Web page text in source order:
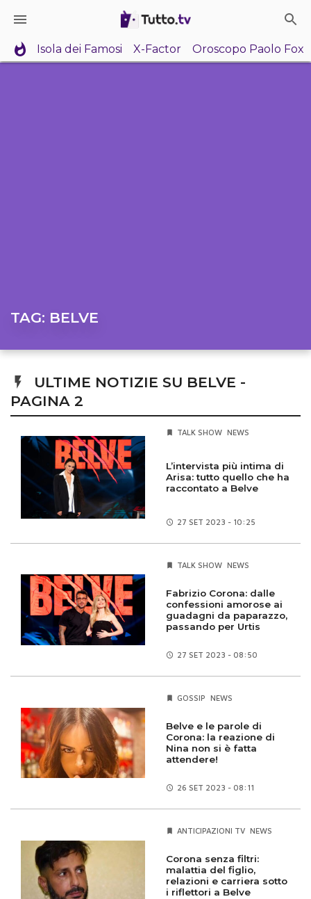
Isola dei Famosi X-Factor Oroscopo Paolo Fox
TAG: BELVE
ULTIME NOTIZIE SU BELVE -
PAGINA 2
TALK SHOW NEWS
L’intervista più intima di
Arisa: tutto quello che ha
raccontato a Belve
27 SET 2023 - 10:25
TALK SHOW NEWS
Fabrizio Corona: dalle
confessioni amorose ai
guadagni da paparazzo,
passando per Urtis
27 SET 2023 - 08:50
GOSSIP NEWS
Belve e le parole di
Corona: la reazione di
Nina non si è fatta
attendere!
26 SET 2023 - 08:11
ANTICIPAZIONI TV NEWS
Corona senza filtri:
malattia del figlio,
relazioni e carriera sotto
i riflettori a Belve